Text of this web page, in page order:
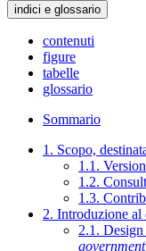
indici e glossario
contenuti
figure
tabelle
glossario
Sommario
1. Scopo,
1.1.
1.2.
1.3.
2. Introduzione
2.1.
government